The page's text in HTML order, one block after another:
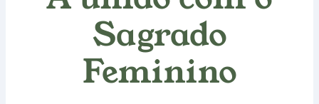
Sagrado
Feminino